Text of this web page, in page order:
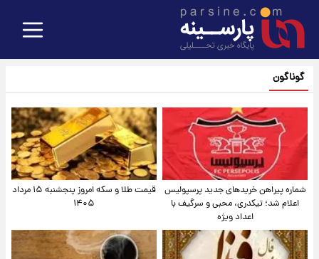
گوناگون
شماره پیراهن خریدهای جدید پرسپولیس
اعلام شد؛ تیکدری، محبی و سرگیف با
اعداد ویژه
قیمت طلا و سکه امروز پنجشنبه ۱۵ مرداد
۱۴۰۵